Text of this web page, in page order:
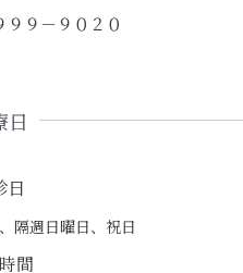
９－９０２０
日
日
隔週日曜日、祝日
間